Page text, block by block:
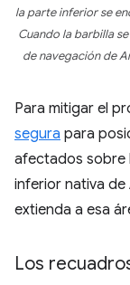
la parte inferior se
Cuando la barbilla
de navegación de
Para mitigar el
segura para
afectados sobre
inferior nativa
extienda a esa
Los